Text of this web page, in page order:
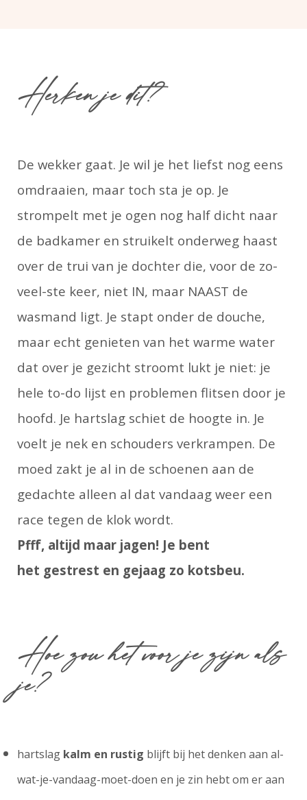
Herken je dit?
De wekker gaat. Je wil je het liefst nog eens
omdraaien, maar toch sta je op. Je
strompelt met je ogen nog half dicht naar
de badkamer en struikelt onderweg haast
over de trui van je dochter die, voor de zo-
veel-ste keer, niet IN, maar NAAST de
wasmand ligt. Je stapt onder de douche,
maar echt genieten van het warme water
dat over je gezicht stroomt lukt je niet: je
hele to-do lijst en problemen flitsen door je
hoofd. Je hartslag schiet de hoogte in. Je
voelt je nek en schouders verkrampen. De
moed zakt je al in de schoenen aan de
gedachte alleen al dat vandaag weer een
race tegen de klok wordt.
Pfff, altijd maar jagen! Je bent
het gestrest en gejaag zo kotsbeu.
Hoe zou het voor je zijn als
je?
hartslag kalm en rustig blijft bij het denken aan al-
wat-je-vandaag-moet-doen en je zin hebt om er aan